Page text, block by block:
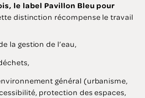
le label Pavillon Bleu pour
distinction récompense le travail
la gestion de l’eau,
général (urbanisme,
protection des espaces,